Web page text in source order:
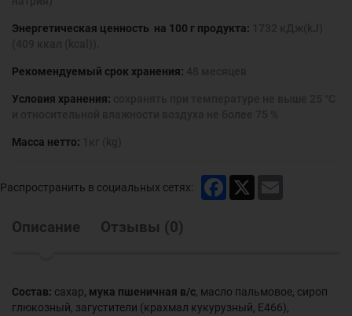
Энергетическая ценность на 100 г продукта:
Рекомендуемый срок хранения:
Условия хранения:
Масса нетто:
Распространить в социальных сетях: Facebook
Описание Отзывы (0)
Состав: сахар, мука пшеничная в/с , масло пальмовое, сироп
глюкозный, загустители (крахмал кукурузный, Е466),